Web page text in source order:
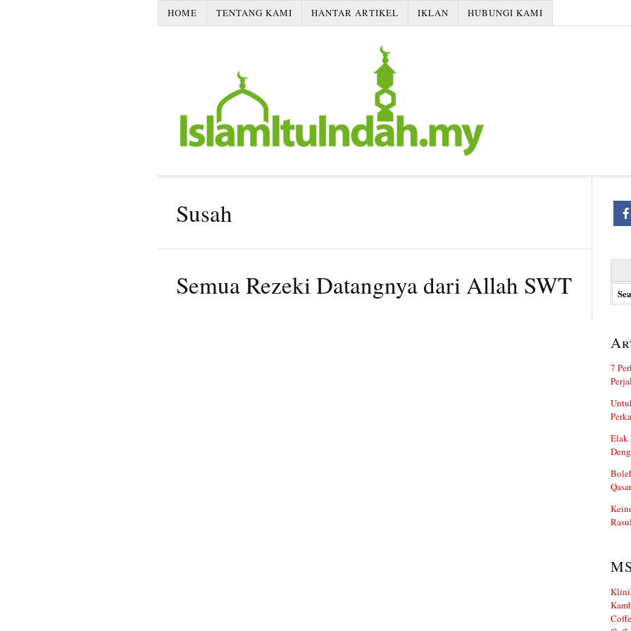
HOME TENTANG KAMI HANTAR ARTIKEL IKLAN HUBUNGI KAMI
Susah
Semua Rezeki Datangnya dari Allah SWT
7
Elak